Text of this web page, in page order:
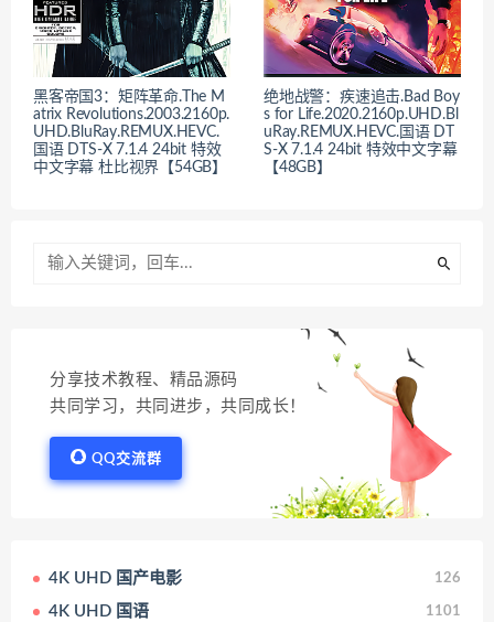
黑客帝国3：矩阵革命.The M
atrix Revolutions.2003.2160p.
UHD.BluRay.REMUX.HEVC.
国语 DTS-X 7.1.4 24bit 特效
中文字幕 杜比视界【54GB】
绝地战警：疾速追击.Bad Boy
s for Life.2020.2160p.UHD.Bl
uRay.REMUX.HEVC.国语 DT
S-X 7.1.4 24bit 特效中文字幕
【48GB】
分享技术教程、精品源码
共同学习，共同进步，共同成长！
QQ交流群
4K UHD 国产电影 126
4K UHD 国语 1101